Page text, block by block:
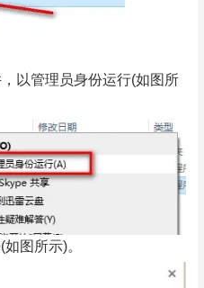
以管理员身份运行(如图所
图所示)。